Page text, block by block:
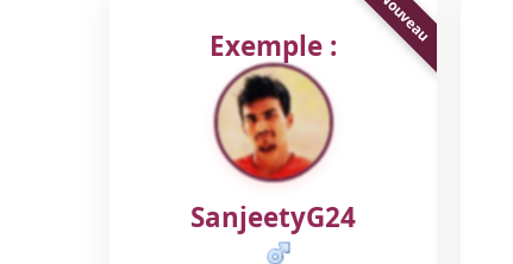
Exemple :
SanjeetyG24